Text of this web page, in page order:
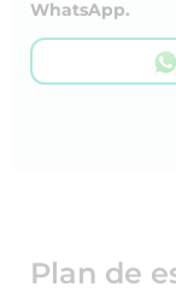
WhatsApp.
Plan de